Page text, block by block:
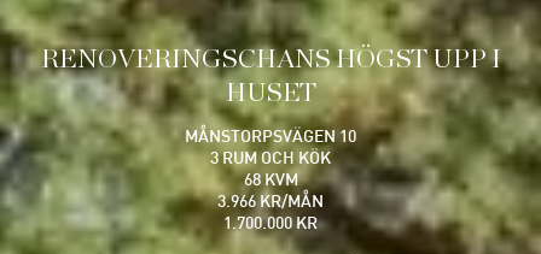
RENOVERINGSCHANS HÖGST UPP I
HUSET
MÅNSTORPSVÄGEN 10
3 RUM OCH KÖK
68 KVM
3.966 KR/MÅN
1.700.000 KR